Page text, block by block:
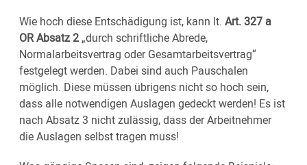
Wie hoch diese Entschädigung ist, kann lt. Art. 327 a
OR Absatz 2 „durch schriftliche Abrede,
Normalarbeitsvertrag oder Gesamtarbeitsvertrag“
festgelegt werden. Dabei sind auch Pauschalen
möglich. Diese müssen übrigens nicht so hoch sein,
dass alle notwendigen Auslagen gedeckt werden! Es ist
nach Absatz 3 nicht zulässig, dass der Arbeitnehmer
die Auslagen selbst tragen muss!